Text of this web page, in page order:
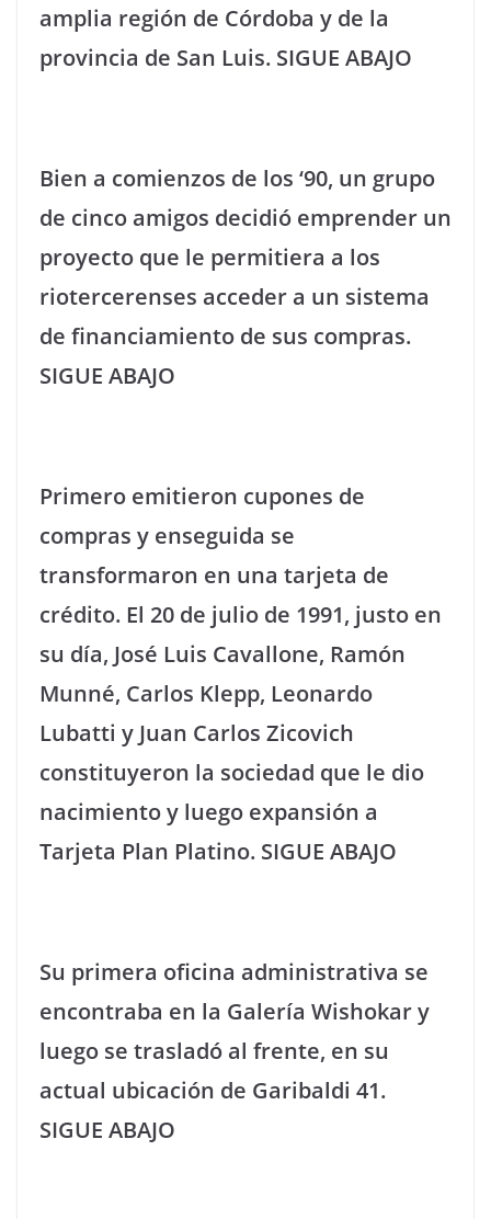
amplia región de Córdoba y de la
provincia de San Luis. SIGUE ABAJO
Bien a comienzos de los ‘90, un grupo
de cinco amigos decidió emprender un
proyecto que le permitiera a los
riotercerenses acceder a un sistema
de financiamiento de sus compras.
SIGUE ABAJO
Primero emitieron cupones de
compras y enseguida se
transformaron en una tarjeta de
crédito. El 20 de julio de 1991, justo en
su día, José Luis Cavallone, Ramón
Munné, Carlos Klepp, Leonardo
Lubatti y Juan Carlos Zicovich
constituyeron la sociedad que le dio
nacimiento y luego expansión a
Tarjeta Plan Platino. SIGUE ABAJO
Su primera oficina administrativa se
encontraba en la Galería Wishokar y
luego se trasladó al frente, en su
actual ubicación de Garibaldi 41.
SIGUE ABAJO